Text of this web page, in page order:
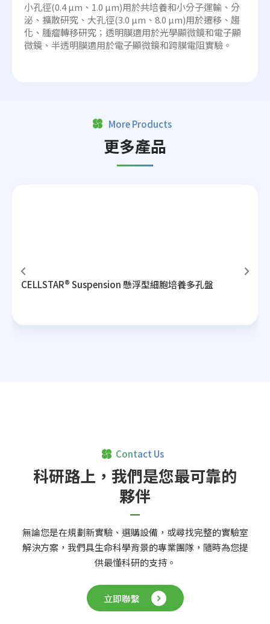
小孔徑(0.4 µm、1.0 µm)用於共培養和小分子運輸、分
泌、擴散研究、大孔徑(3.0 µm、8.0 µm)用於遷移、趨
化、腫瘤轉移研究；透明膜適用於光學顯微鏡和電子顯
微鏡、半透明膜適用於電子顯微鏡和跨膜電阻實驗。
More Products
更多產品
CELLSTAR® Suspension 懸浮型細胞培養多孔盤
Contact Us
科研路上，我們是您最可靠的
夥伴
無論您是在規劃新實驗、選購設備，或尋找完整的實驗室
解決方案，我們具生命科學背景的專業團隊，隨時為您提
供最懂科研的支持。
立即聯繫